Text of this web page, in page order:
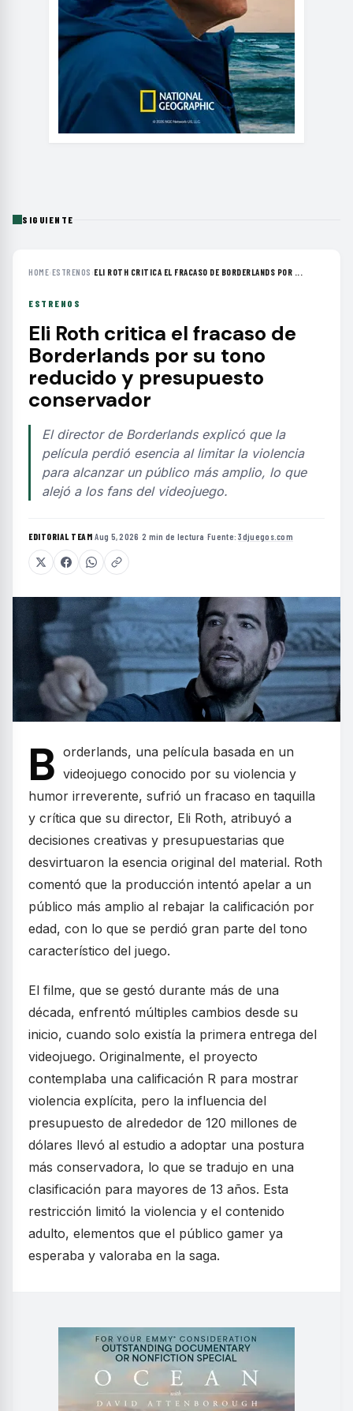
SIGUIENTE
HOME›ESTRENOS ›ELI ROTH CRITICA EL FRACASO DE BORDERLANDS POR ...
ESTRENOS
Eli Roth critica el fracaso de
Borderlands por su tono
reducido y presupuesto
conservador
El director de Borderlands explicó que la
película perdió esencia al limitar la violencia
para alcanzar un público más amplio, lo que
alejó a los fans del videojuego.
EDITORIAL TEAM·Aug 5, 2026 ·2 min de lectura ·Fuente:3djuegos.com
B orderlands, una película basada en un
videojuego conocido por su violencia y
humor irreverente, sufrió un fracaso en taquilla
y crítica que su director, Eli Roth, atribuyó a
decisiones creativas y presupuestarias que
desvirtuaron la esencia original del material. Roth
comentó que la producción intentó apelar a un
público más amplio al rebajar la calificación por
edad, con lo que se perdió gran parte del tono
característico del juego.
El filme, que se gestó durante más de una
década, enfrentó múltiples cambios desde su
inicio, cuando solo existía la primera entrega del
videojuego. Originalmente, el proyecto
contemplaba una calificación R para mostrar
violencia explícita, pero la influencia del
presupuesto de alrededor de 120 millones de
dólares llevó al estudio a adoptar una postura
más conservadora, lo que se tradujo en una
clasificación para mayores de 13 años. Esta
restricción limitó la violencia y el contenido
adulto, elementos que el público gamer ya
esperaba y valoraba en la saga.